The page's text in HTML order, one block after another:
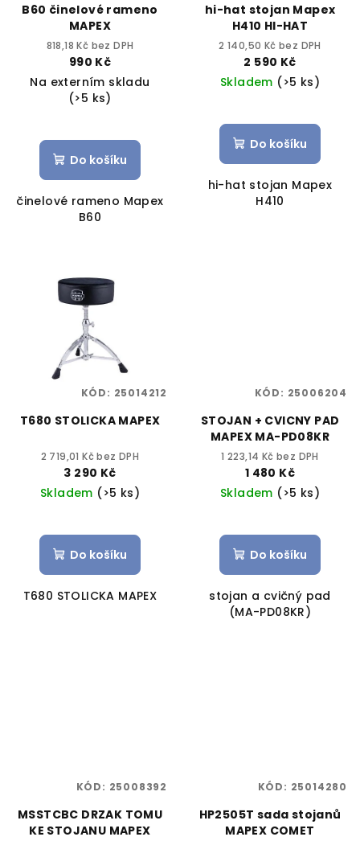
B60 činelové rameno
MAPEX
818,18 Kč bez DPH
990 Kč
Na externím skladu
(>5 ks)
Do košíku
činelové rameno Mapex
B60
hi-hat stojan Mapex
H410 HI-HAT
2 140,50 Kč bez DPH
2 590 Kč
Skladem (>5 ks)
Do košíku
hi-hat stojan Mapex
H410
T680 STOLICKA MAPEX
2 719,01 Kč bez DPH
3 290 Kč
Skladem (>5 ks)
Do košíku
T680 STOLICKA MAPEX
KÓD: 25014212
STOJAN + CVICNY PAD
MAPEX MA-PD08KR
1 223,14 Kč bez DPH
1 480 Kč
Skladem (>5 ks)
Do košíku
stojan a cvičný pad
(MA-PD08KR)
KÓD: 25006204
MSSTCBC DRZAK TOMU
KE STOJANU MAPEX
KÓD: 25008392
HP2505T sada stojanů
MAPEX COMET
KÓD: 25014280